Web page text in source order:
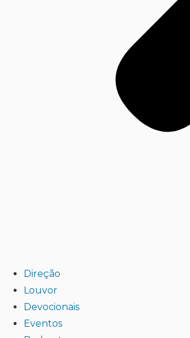
Direção
Louvor
Devocionais
Eventos